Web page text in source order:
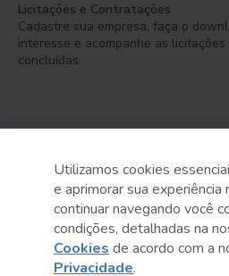
Licitações e Contratações
Cadastre sua empresa, faça o
interesse e acompanhe as
concluídas.
Serviço Social do Comércio
Administração Regional no Estado
Sesc São Paulo por aí:
Utilizamos cookies
e aprimorar sua
continuar navegando você
condições, detalhadas na
Cookies de acordo com a
Privacidade.